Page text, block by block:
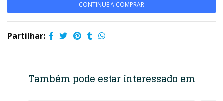
CONTINUE A COMPRAR
Partilhar:
Também pode estar interessado em